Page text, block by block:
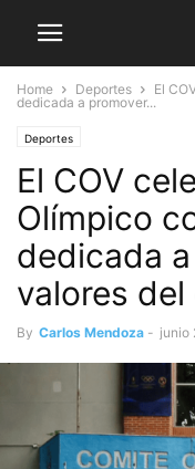
Home Deportes
El
dedicada a promover...
Deportes
El COV
Olímpico
dedicada
valores
By Carlos Mendoza - junio